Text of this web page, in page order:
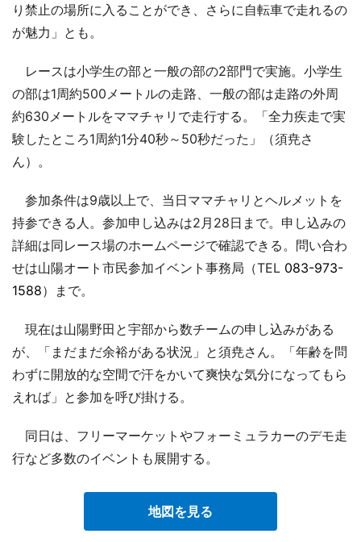
り禁止の場所に入ることができ、さらに自転車で走れるの
が魅力」とも。
レースは小学生の部と一般の部の2部門で実施。小学生
の部は1周約500メートルの走路、一般の部は走路の外周
約630メートルをママチャリで走行する。「全力疾走で実
験したところ1周約1分40秒～50秒だった」（須尭さ
ん）。
参加条件は9歳以上で、当日ママチャリとヘルメットを
持参できる人。参加申し込みは2月28日まで。申し込みの
詳細は同レース場のホームページで確認できる。問い合わ
せは山陽オート市民参加イベント事務局（TEL 083-973-
1588）まで。
現在は山陽野田と宇部から数チームの申し込みがある
が、「まだまだ余裕がある状況」と須尭さん。「年齢を問
わずに開放的な空間で汗をかいて爽快な気分になってもら
えれば」と参加を呼び掛ける。
同日は、フリーマーケットやフォーミュラカーのデモ走
行など多数のイベントも展開する。
地図を見る